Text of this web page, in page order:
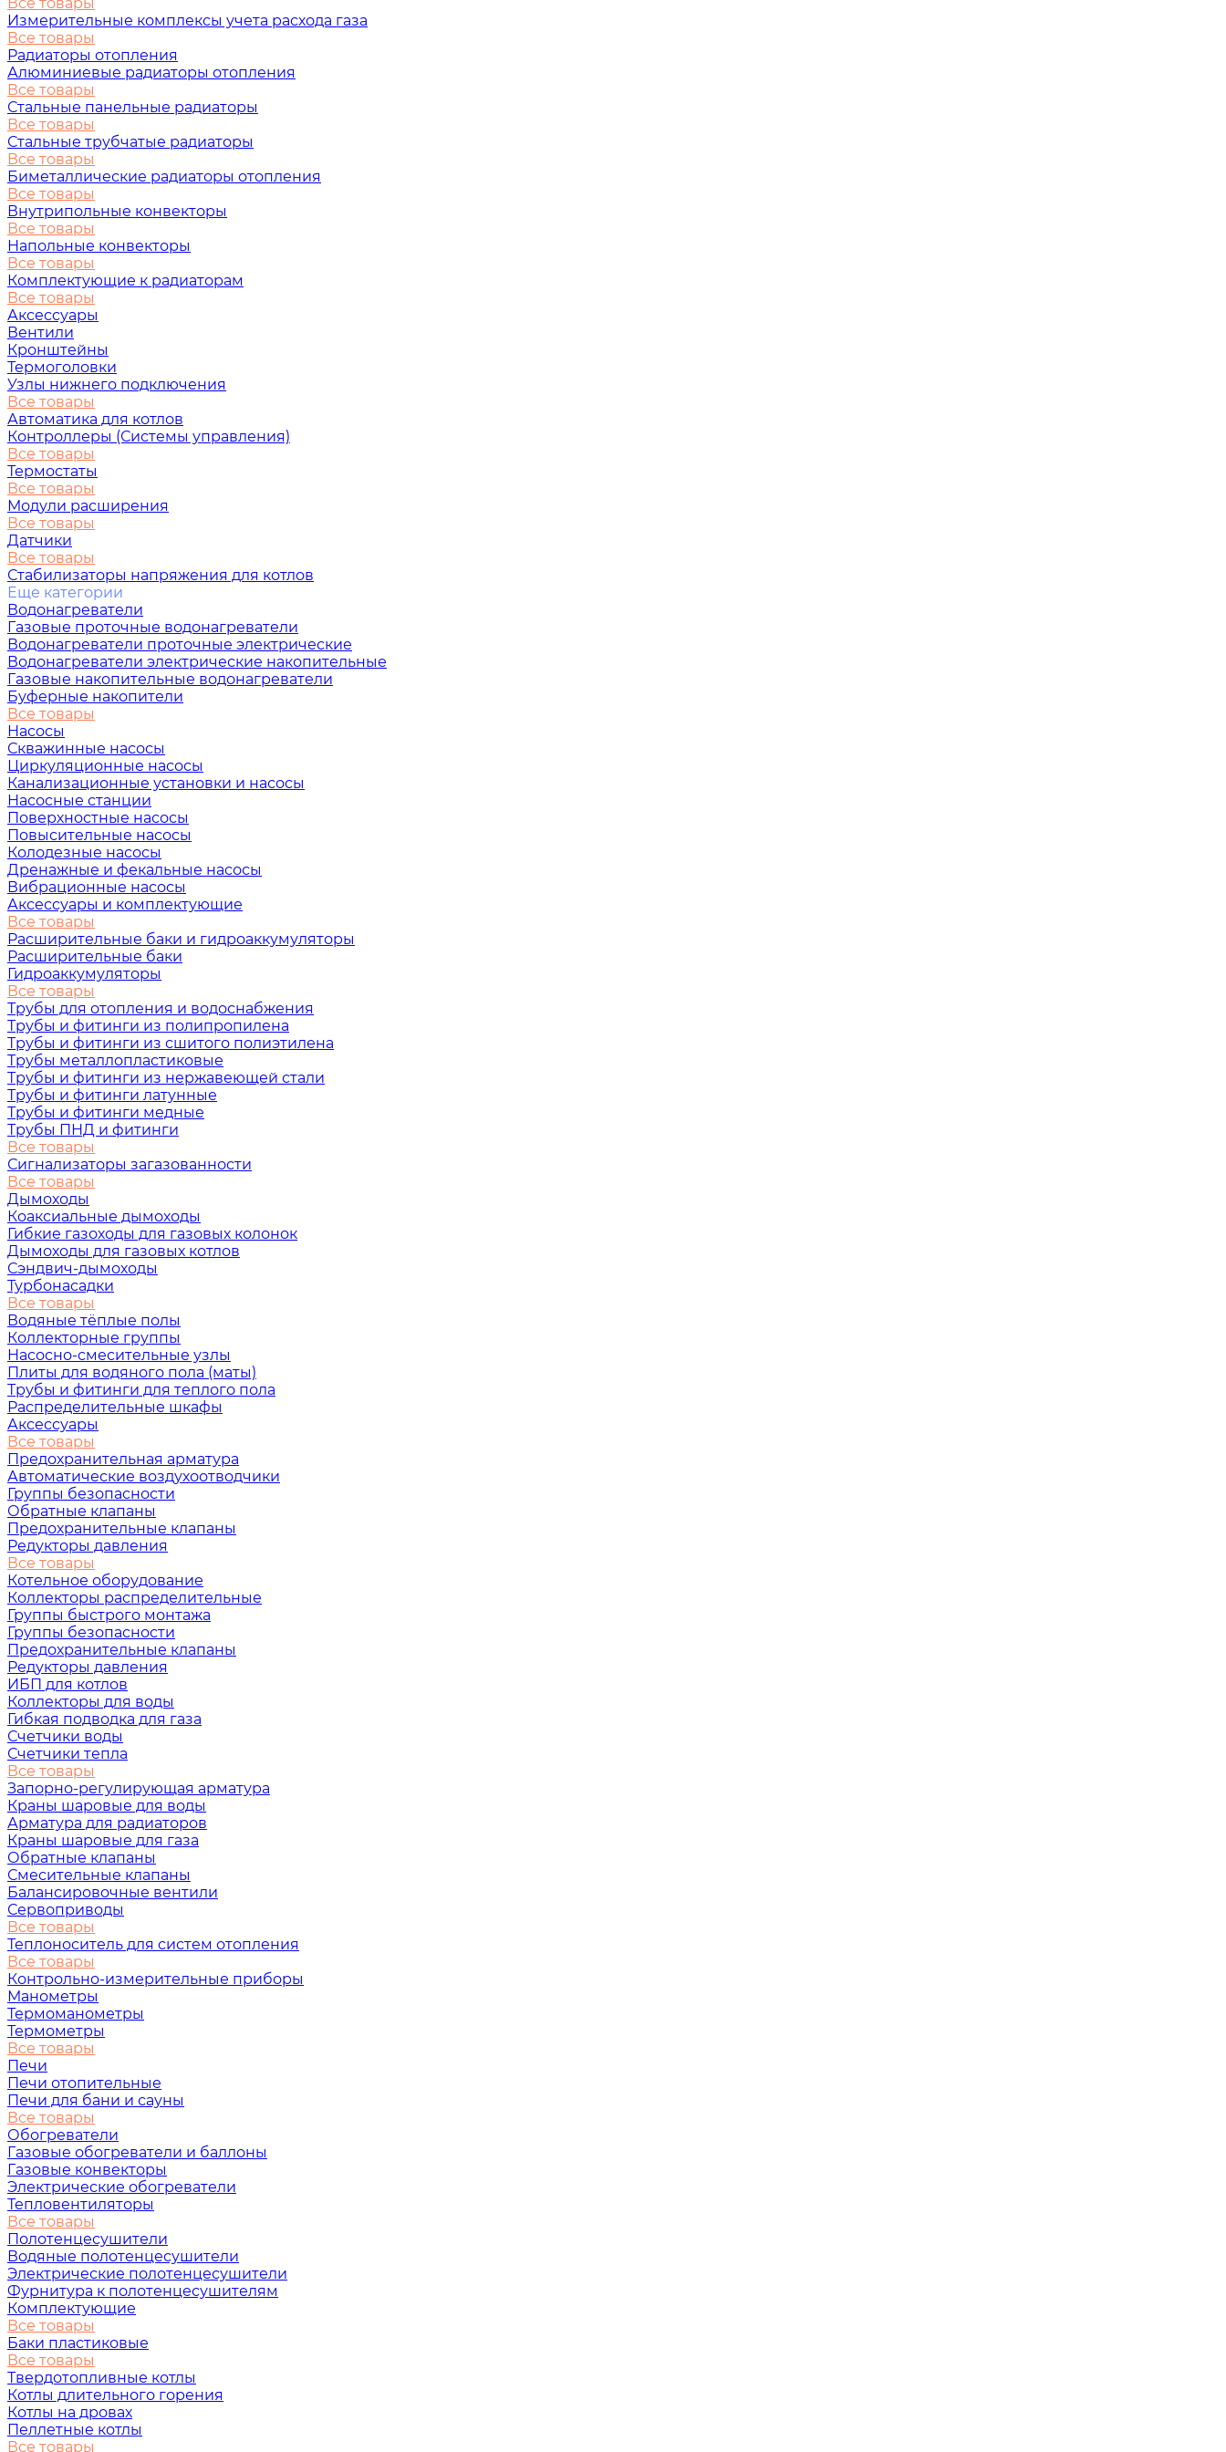
Измерительные комплексы учета расхода газа
Все товары
Радиаторы отопления
Алюминиевые радиаторы отопления
Все товары
Стальные панельные радиаторы
Все товары
Стальные трубчатые радиаторы
Все товары
Биметаллические радиаторы отопления
Все товары
Внутрипольные конвекторы
Все товары
Напольные конвекторы
Все товары
Комплектующие к радиаторам
Все товары
Аксессуары
Вентили
Кронштейны
Термоголовки
Узлы нижнего подключения
Все товары
Автоматика для котлов
Контроллеры (Системы управления)
Все товары
Термостаты
Все товары
Модули расширения
Все товары
Датчики
Все товары
Стабилизаторы напряжения для котлов
Еще категории
Водонагреватели
Газовые проточные водонагреватели
Водонагреватели проточные электрические
Водонагреватели электрические накопительные
Газовые накопительные водонагреватели
Буферные накопители
Все товары
Насосы
Скважинные насосы
Циркуляционные насосы
Канализационные установки и насосы
Насосные станции
Поверхностные насосы
Повысительные насосы
Колодезные насосы
Дренажные и фекальные насосы
Вибрационные насосы
Аксессуары и комплектующие
Все товары
Расширительные баки и гидроаккумуляторы
Расширительные баки
Гидроаккумуляторы
Все товары
Трубы для отопления и водоснабжения
Трубы и фитинги из полипропилена
Трубы и фитинги из сшитого полиэтилена
Трубы металлопластиковые
Трубы и фитинги из нержавеющей стали
Трубы и фитинги латунные
Трубы и фитинги медные
Трубы ПНД и фитинги
Все товары
Сигнализаторы загазованности
Все товары
Дымоходы
Коаксиальные дымоходы
Гибкие газоходы для газовых колонок
Дымоходы для газовых котлов
Сэндвич-дымоходы
Турбонасадки
Все товары
Водяные тёплые полы
Коллекторные группы
Насосно-смесительные узлы
Плиты для водяного пола (маты)
Трубы и фитинги для теплого пола
Распределительные шкафы
Аксессуары
Все товары
Предохранительная арматура
Автоматические воздухоотводчики
Группы безопасности
Обратные клапаны
Предохранительные клапаны
Редукторы давления
Все товары
Котельное оборудование
Коллекторы распределительные
Группы быстрого монтажа
Группы безопасности
Предохранительные клапаны
Редукторы давления
ИБП для котлов
Коллекторы для воды
Гибкая подводка для газа
Счетчики воды
Счетчики тепла
Все товары
Запорно-регулирующая арматура
Краны шаровые для воды
Арматура для радиаторов
Краны шаровые для газа
Обратные клапаны
Смесительные клапаны
Балансировочные вентили
Сервоприводы
Все товары
Теплоноситель для систем отопления
Все товары
Контрольно-измерительные приборы
Манометры
Термоманометры
Термометры
Все товары
Печи
Печи отопительные
Печи для бани и сауны
Все товары
Обогреватели
Газовые обогреватели и баллоны
Газовые конвекторы
Электрические обогреватели
Тепловентиляторы
Все товары
Полотенцесушители
Водяные полотенцесушители
Электрические полотенцесушители
Фурнитура к полотенцесушителям
Комплектующие
Все товары
Баки пластиковые
Все товары
Твердотопливные котлы
Котлы длительного горения
Котлы на дровах
Пеллетные котлы
Все товары